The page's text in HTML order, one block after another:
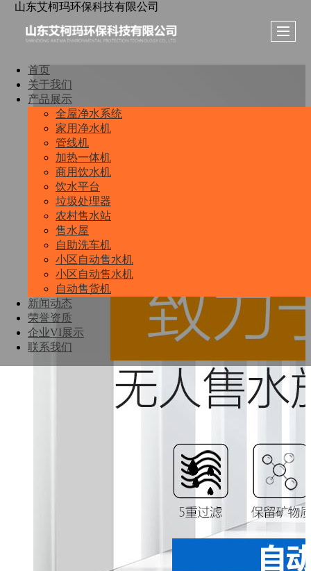
山东艾柯玛环保科技有限公司
首页
关于我们
产品展示
全屋净水系统
家用净水机
管线机
加热一体机
商用饮水机
饮水平台
垃圾处理器
农村售水站
售水屋
自助洗车机
小区自动售水机
小区自动售水机
自动售货机
新闻动态
荣誉资质
企业VI展示
联系我们